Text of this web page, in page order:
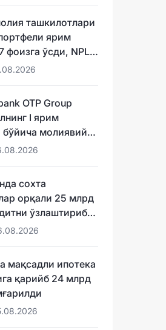
ташкилотлари
ярим
фоизга ўсди, NPL
тезроқ
OTP Group
I ярим
бўйича молиявий
эълон қилди
сохта
орқали 25 млрд
ўзлаштириб
аниқланди
мақсадли ипотека
қарийб 24 млрд